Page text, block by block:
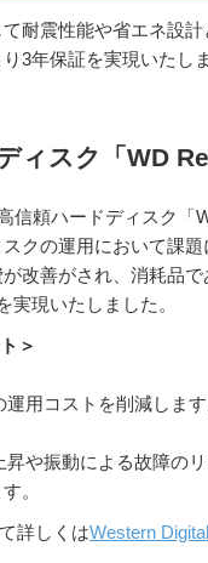
耐震性能や省エネ設
3年保証を実現いたし
ィスク「WD
信頼ハードディスク「
クの運用において課
改善がされ、消耗品
実現いたしました。
＞
用コストを削減します
昇や振動による故障の
。
詳しくはWestern